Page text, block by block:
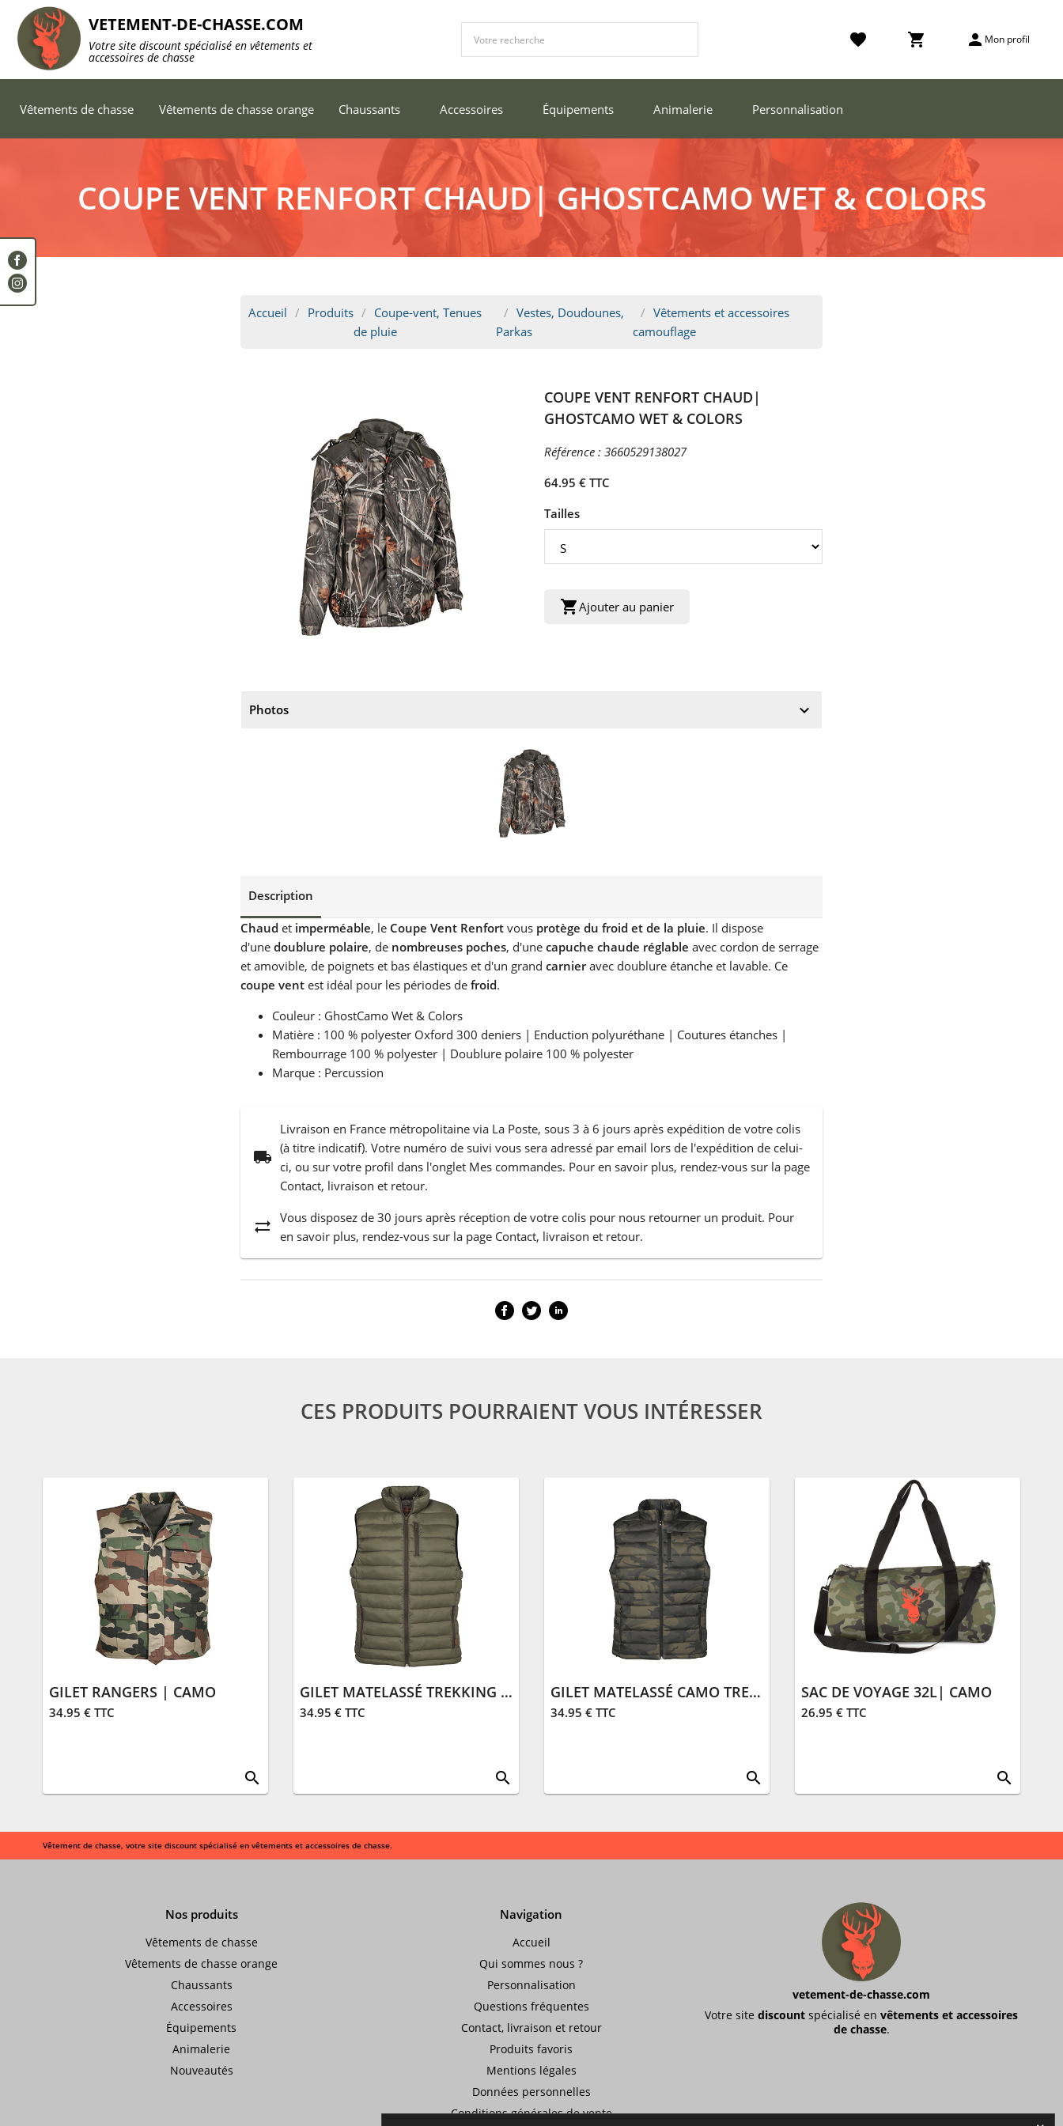
VETEMENT-DE-CHASSE.COM
Votre site discount spécialisé en vêtements et
accessoires de chasse
favorite shopping_cart person Mon profil
Vêtements de chasse Vêtements de chasse orange Chaussants Accessoires Équipements Animalerie Personnalisation
COUPE VENT RENFORT CHAUD| GHOSTCAMO WET & COLORS
Accueil Produits
Coupe-vent, Tenues
de pluie
Vestes, Doudounes,
Parkas
Vêtements et accessoires
camouflage
COUPE VENT RENFORT CHAUD|
GHOSTCAMO WET & COLORS
Référence : 3660529138027
64.95 € TTC
Tailles
shopping_cartAjouter au panier
Photos keyboard_arrow_down
Description
Chaud et imperméable, le Coupe Vent Renfort vous protège du froid et de la pluie. Il dispose
d'une doublure polaire, de nombreuses poches, d'une capuche chaude réglable avec cordon de serrage
et amovible, de poignets et bas élastiques et d'un grand carnieravec doublure étanche et lavable. Ce
coupe vent est idéal pour les périodes de froid.
Couleur : GhostCamo Wet & Colors
Matière : 100 % polyester Oxford 300 deniers | Enduction polyuréthane | Coutures étanches |
Rembourrage 100 % polyester | Doublure polaire 100 % polyester
Marque : Percussion
local_shipping
Livraison en France métropolitaine via La Poste, sous 3 à 6 jours après expédition de votre colis
(à titre indicatif). Votre numéro de suivi vous sera adressé par email lors de l'expédition de celui-
ci, ou sur votre profil dans l'onglet Mes commandes. Pour en savoir plus, rendez-vous sur la page
Contact, livraison et retour.
sync_alt Vous disposez de 30 jours après réception de votre colis pour nous retourner un produit. Pour
en savoir plus, rendez-vous sur la page Contact, livraison et retour.
CES PRODUITS POURRAIENT VOUS INTÉRESSER
GILET RANGERS | CAMO
34.95 € TTC
search
GILET MATELASSÉ TREKKING | KAKI
34.95 € TTC
search
GILET MATELASSÉ CAMO TREK | CAMO KAKI
34.95 € TTC
search
SAC DE VOYAGE 32L| CAMO
26.95 € TTC
search
Vêtement de chasse, votre site discount spécialisé en vêtements et accessoires de chasse.
Nos produits
Vêtements de chasse
Vêtements de chasse orange
Chaussants
Accessoires
Équipements
Animalerie
Nouveautés
Navigation
Accueil
Qui sommes nous ?
Personnalisation
Questions fréquentes
Contact, livraison et retour
Produits favoris
Mentions légales
Données personnelles
Conditions générales de vente
vetement-de-chasse.com
Votre sitediscount spécialisé envêtements et accessoires
de chasse.